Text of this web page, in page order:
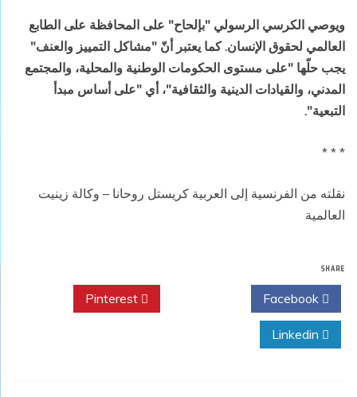
ويوصي الكرسي الرسولي "بإلحاح" على المحافظة على الطابع
العالمي لحقوق الإنسان. كما يعتبر أنّ "مشاكل التمييز والعنف"
يجب حلّها "على مستوى الحكومات الوطنية والمحلية، والمجتمع
المدني، والقيادات الدينية والثقافية"، أي "على أساس مبدأ
التبعية".
* * *
نقلته من الفرنسية إلى العربية كريستل روحانا – وكالة زينيت
العالمية
SHARE